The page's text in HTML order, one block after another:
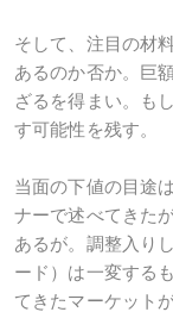
そして、注目の材
あるのか否か。巨
ざるを得まい。も
す可能性を残す。
当面の下値の目途
ナーで述べてきた
あるが。調整入り
ード）は一変する
てきたマーケット